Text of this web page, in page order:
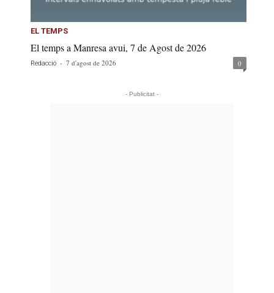
EL TEMPS
El temps a Manresa avui, 7 de Agost de 2026
Redacció - 7 d'agost de 2026 0
- Publicitat -